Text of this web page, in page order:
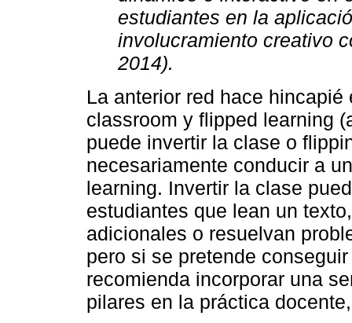
estudiantes en la
involucramiento creativo
2014).
La anterior red hace
classroom y flipped learning
puede invertir la clase o
necesariamente conducir a
learning. Invertir la clase
estudiantes que lean un
adicionales o resuelvan
pero si se pretende
recomienda incorporar una
pilares en la práctica